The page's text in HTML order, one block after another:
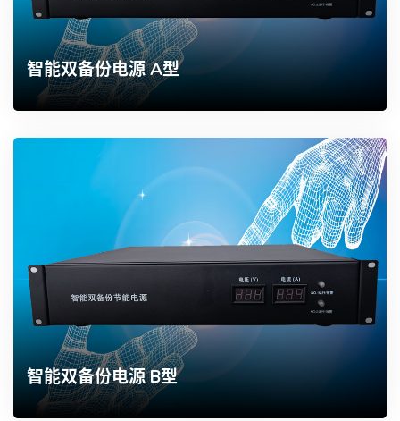
智能双备份电源 A型
智能双备份电源 B型